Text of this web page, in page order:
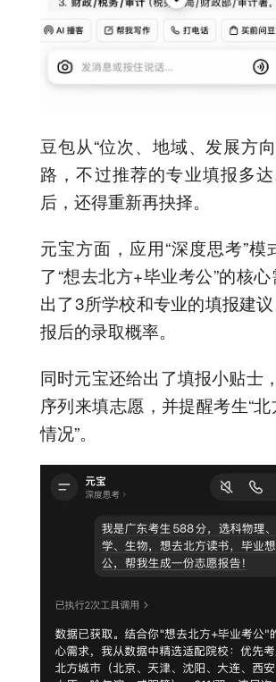
豆包从“位次、地域、发展方
路，不过推荐的专业填报多
后，还得重新再抉择。
元宝方面，应用“深度思考”
了“想去北方+毕业考公”的核心
出了3所学校和专业的填报建
报后的录取概率。
同时元宝还给出了填报小贴士
序列来填志愿，并提醒考生“
情况”。